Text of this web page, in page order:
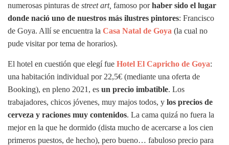
numerosas pinturas de street art, famoso porhaber sido el lugar
donde nació uno de nuestros más ilustres pintores: Francisco
de Goya. Allí se encuentra la Casa Natal de Goya (la cual no
pude visitar por tema de horarios).
El hotel en cuestión que elegí fue Hotel El Capricho de Goya:
una habitación individual por 22,5€ (mediante una oferta de
Booking), en pleno 2021, es un precio imbatible. Los
trabajadores, chicos jóvenes, muy majos todos, y los precios de
cerveza y raciones muy contenidos. La cama quizá no fuera la
mejor en la que he dormido (dista mucho de acercarse a los cien
primeros puestos, de hecho), pero bueno… fabuloso precio para